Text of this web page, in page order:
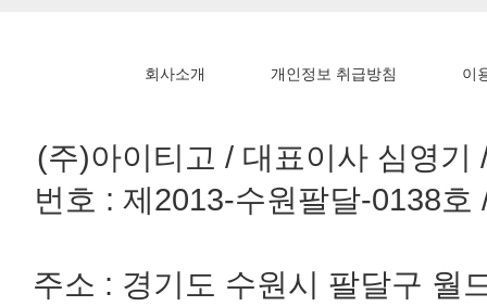
회사소개 개인정보 취급방침 이
(주)아이티고 / 대표이사 심영
번호 : 제2013-수원팔달-0138
주소 : 경기도 수원시 팔달구 월